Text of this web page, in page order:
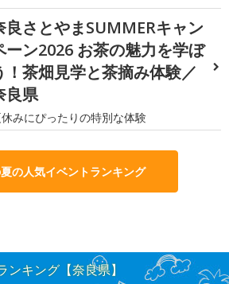
良さとやまSUMMERキャン
ーン2026 お茶の魅力を学ぼ
！茶畑見学と茶摘み体験／
良県
みにぴったりの特別な体験
の人気イベントランキング
キング【奈良県】